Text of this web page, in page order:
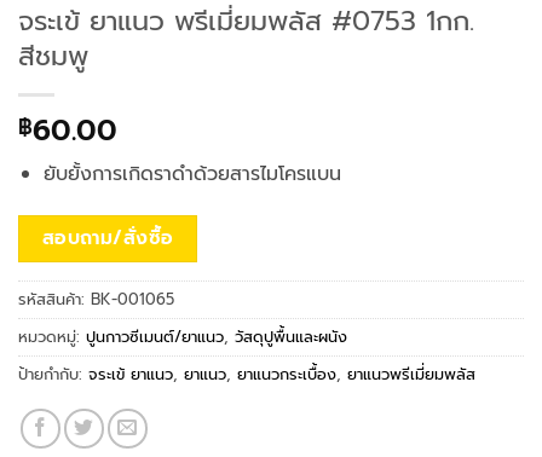
จระเข้ ยาแนว พรีเมี่ยมพลัส #0753 1กก.
สีชมพู
฿60.00
ยับยั้งการเกิดราดำด้วยสารไมโครแบน
สอบถาม/สั่งซื้อ
รหัสสินค้า: BK-001065
หมวดหมู่: ปูนกาวซีเมนต์/ยาแนว, วัสดุปูพื้นและผนัง
ป้ายกำกับ: จระเข้ ยาแนว, ยาแนว, ยาแนวกระเบื้อง, ยาแนวพรีเมี่ยมพลัส